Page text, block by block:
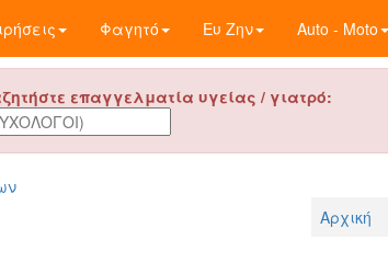
Φαγητό Ευ Ζην Auto - Moto
επαγγελματία υγείας / γιατρό:
Αρχική